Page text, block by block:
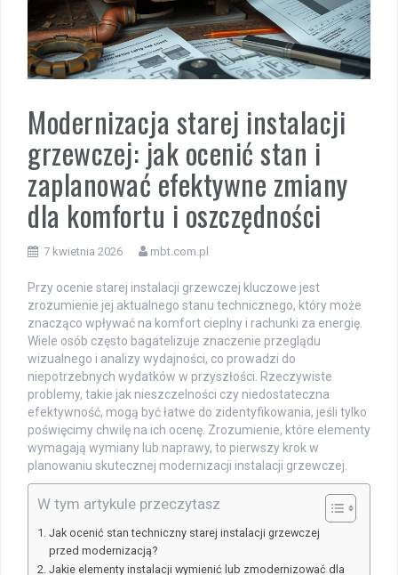
Modernizacja starej instalacji
grzewczej: jak ocenić stan i
zaplanować efektywne zmiany
dla komfortu i oszczędności
7 kwietnia 2026 mbt.com.pl
Przy ocenie starej instalacji grzewczej kluczowe jest
zrozumienie jej aktualnego stanu technicznego, który może
znacząco wpływać na komfort cieplny i rachunki za energię.
Wiele osób często bagatelizuje znaczenie przeglądu
wizualnego i analizy wydajności, co prowadzi do
niepotrzebnych wydatków w przyszłości. Rzeczywiste
problemy, takie jak nieszczelności czy niedostateczna
efektywność, mogą być łatwe do zidentyfikowania, jeśli tylko
poświęcimy chwilę na ich ocenę. Zrozumienie, które elementy
wymagają wymiany lub naprawy, to pierwszy krok w
planowaniu skutecznej modernizacji instalacji grzewczej.
W tym artykule przeczytasz
Jak ocenić stan techniczny starej instalacji grzewczej
przed modernizacją?
Jakie elementy instalacji wymienić lub zmodernizować dla